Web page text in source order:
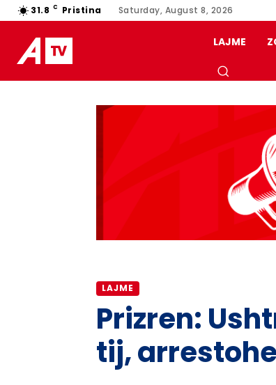
31.8 C Pristina Saturday, August 8, 2026
LAJME
LAJME
Prizren:
tij,